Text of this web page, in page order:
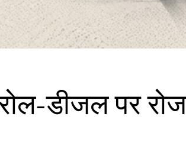
डीजल पर